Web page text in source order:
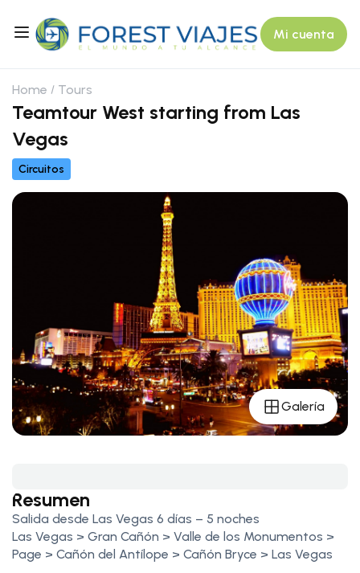
Mi cuenta
Home Tours
Teamtour West starting from Las
Vegas
Circuitos
Galería
Resumen
Salida desde Las Vegas 6 días – 5 noches
Las Vegas > Gran Cañón > Valle de los Monumentos >
Page > Cañón del Antílope > Cañón Bryce > Las Vegas